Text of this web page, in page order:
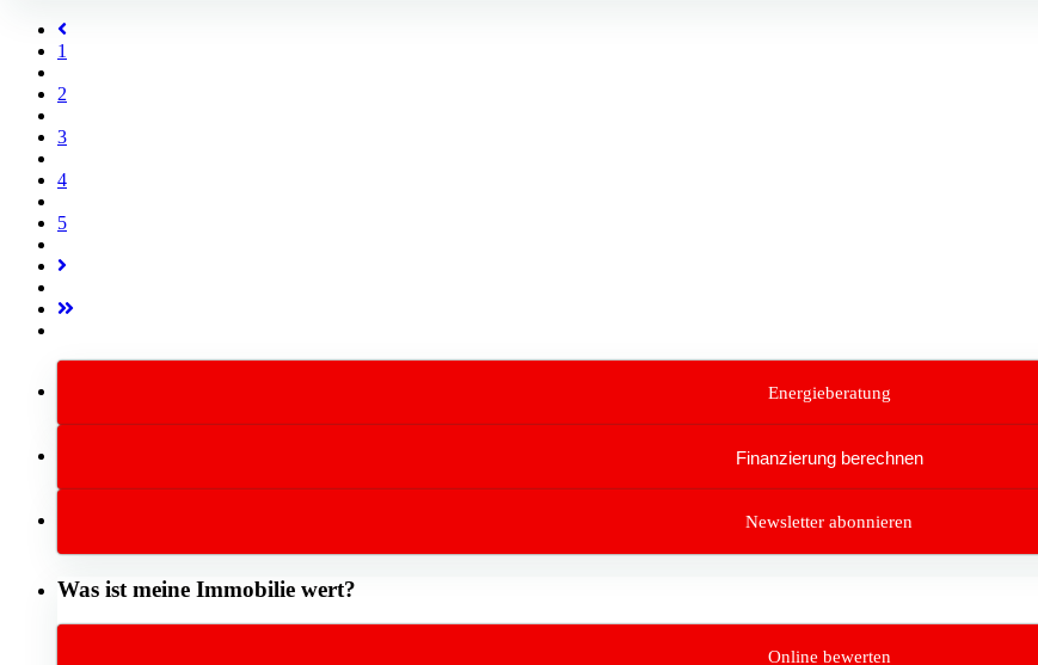
1
2
3
4
5
Energieberatung
Finanzierung berechnen
Newsletter abonnieren
Was ist meine Immobilie wert?
Online bewerten